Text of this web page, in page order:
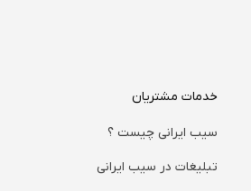
خدمات مشتریان
سیب ایرانی چیست ؟
تبلیغات در سیب ایرانی